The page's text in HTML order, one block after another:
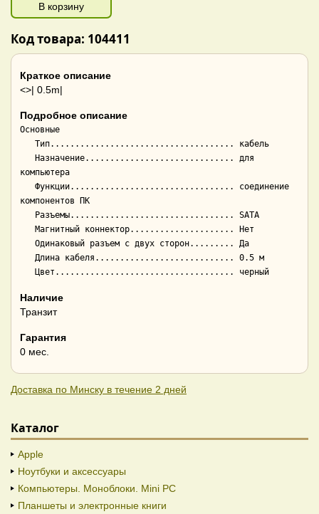
В корзину
Код товара: 104411
Краткое описание
<>| 0.5m|
Подробное описание
Основные
компьютера
компонентов ПК
Наличие
Транзит
Гарантия
0 мес.
Доставка по Минску в течение 2 дней
Каталог
Apple
Ноутбуки и аксессуары
Компьютеры. Моноблоки. Mini PC
Планшеты и электронные книги